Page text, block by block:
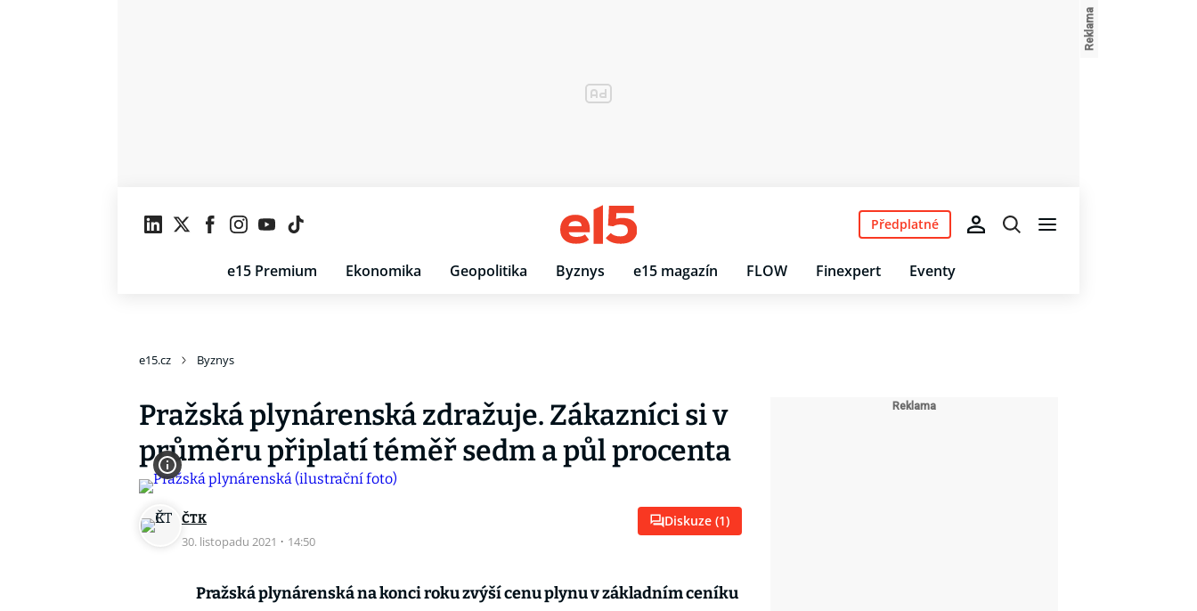
e15 Premium Ekonomika Geopolitika Byznys e15 magazín FLOW Finexpert Eventy
Předplatné
e15.cz Byznys
Pražská plynárenská zdražuje. Zákazníci si v
průměru připlatí téměř sedm a půl procenta
ČTK
30. listopadu 2021 · 14:50
Diskuze (1)
Pražská plynárenská na konci roku zvýší cenu plynu v základním ceníku